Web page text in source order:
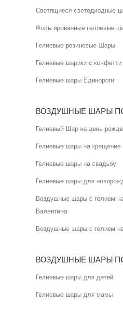
Светящиеся светодиодные
Фольгированные гелиевые
Гелиевые резиновые Шары
Гелиевые шарики с конфетти
Гелиевые шары Единороги
ВОЗДУШНЫЕ ШАРЫ
Гелиевый Шар на день
Гелиевые шары на крещение
Гелиевые шары на свадьбу
Гелиевые шары для
Воздушные шары с гелием
Валентина
Воздушные шары с гелием
ВОЗДУШНЫЕ ШАРЫ
Гелиевые шары для детей
Гелиевые шары для мамы